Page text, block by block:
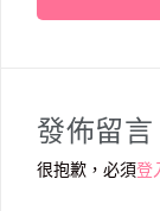
發佈留言
很抱歉，必須登